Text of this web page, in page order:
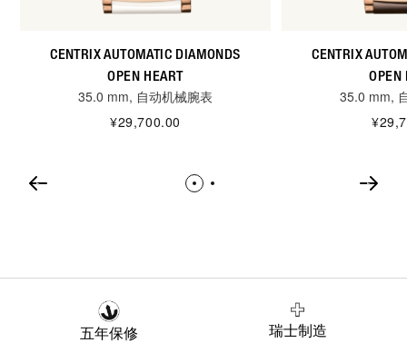
CENTRIX AUTOMATIC DIAMONDS
OPEN HEART
35.0 mm, 自动机械腕表
¥29,700.00
CENTRIX
OPEN
35.0 mm,
五年保修 瑞士制造